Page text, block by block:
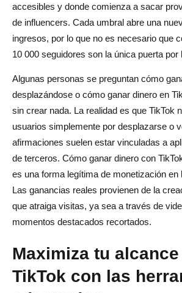
accesibles y donde comienza a sacar
de influencers. Cada umbral abre una
ingresos, por lo que no es necesario que
10 000 seguidores son la única puerta por
Algunas personas se preguntan cómo
desplazándose o cómo ganar dinero en
sin crear nada. La realidad es que TikTok
usuarios simplemente por desplazarse o
afirmaciones suelen estar vinculadas a
de terceros. Cómo ganar dinero con
es una forma legítima de monetización en
Las ganancias reales provienen de la
que atraiga visitas, ya sea a través de
momentos destacados recortados.
Maximiza tu alcance
TikTok con las